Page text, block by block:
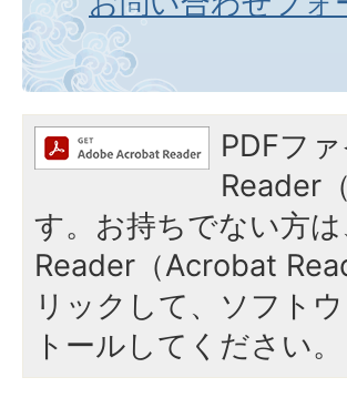
PDFフ
Reader
す。お持ちでない方
Reader（Acrobat
リックして、ソフト
トールしてください。